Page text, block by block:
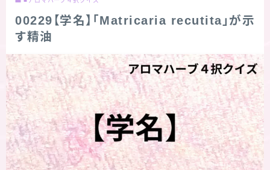
お問い合わせ
サイトマップ
00229【学名】「Matricaria recutita」が示
す精油